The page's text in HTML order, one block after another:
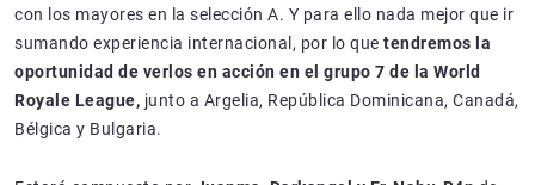
con los mayores en la selección A. Y para ello nada mejor que ir
sumando experiencia internacional, por lo que tendremos la
oportunidad de verlos en acción en el grupo 7 de la World
Royale League, junto a Argelia, República Dominicana, Canadá,
Bélgica y Bulgaria.